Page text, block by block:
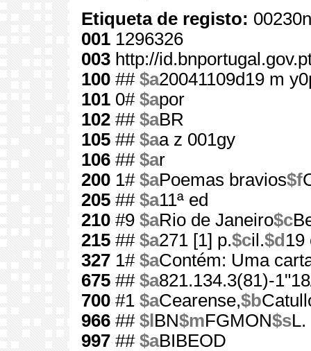
Etiqueta de registo:
001 1296326
003 http://
100 ## $a20041109d19 m
101 0# $apor
102 ## $aBR
105 ## $aa z 001gy
106 ## $ar
200 1# $aPoemas bravios$f
205 ## $a11ª ed
210 #9 $aRio de Janeiro$c
215 ## $a271 [1] p.$cil.$d 19
327 1# $aContém: Uma
675 ## $a821.134.3(81)-
700 #1 $aCearense,$b
966 ## $l BN$mFGMON$sL.
997 ## $aBIBEOD